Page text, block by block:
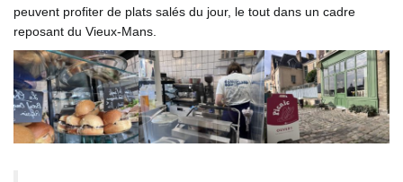
peuvent profiter de plats salés du jour, le tout dans un cadre
reposant du Vieux-Mans.